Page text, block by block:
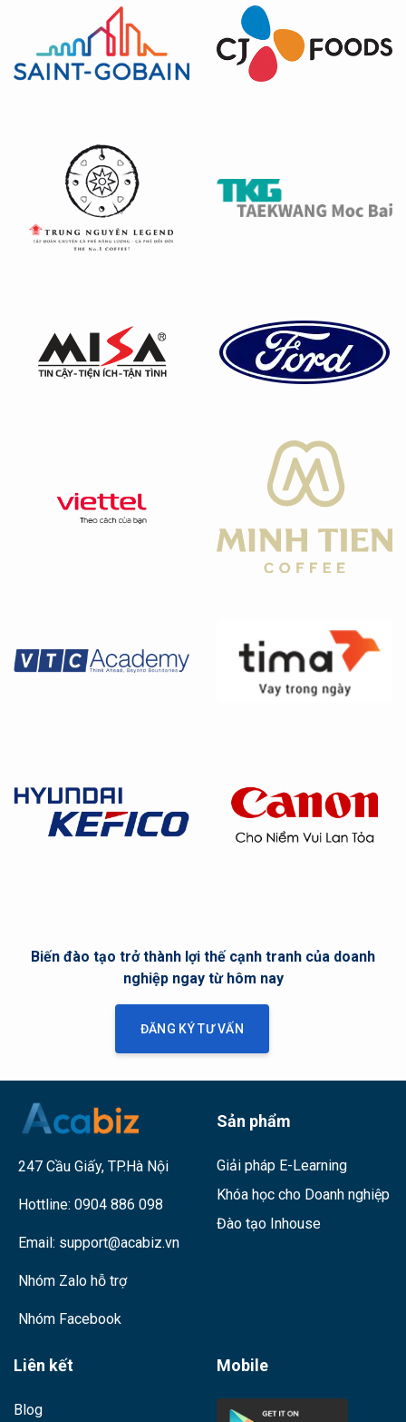
Biến đào tạo trở thành lợi thế cạnh tranh của doanh
nghiệp ngay từ hôm nay
ĐĂNG KÝ TƯ VẤN
247 Cầu Giấy, TP.Hà Nội
Hottline: 0904 886 098
Email: support@acabiz.vn
Nhóm Zalo hỗ trợ
Nhóm Facebook
Sản phẩm
Giải pháp E-Learning
Khóa học cho Doanh nghiệp
Đào tạo Inhouse
Liên kết
Blog
Mobile